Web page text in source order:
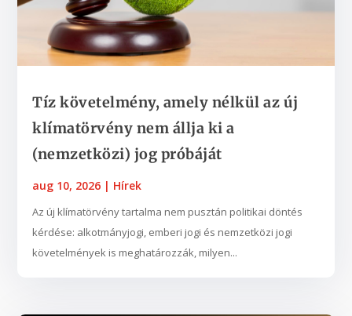
Tíz követelmény, amely nélkül az új
klímatörvény nem állja ki a
(nemzetközi) jog próbáját
aug 10, 2026 | Hírek
Az új klímatörvény tartalma nem pusztán politikai döntés
kérdése: alkotmányjogi, emberi jogi és nemzetközi jogi
követelmények is meghatározzák, milyen...